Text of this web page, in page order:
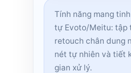
Tính năng mang
tự Evoto/Meitu: tập
retouch chân dung
nét tự nhiên và tiết
gian xử lý.